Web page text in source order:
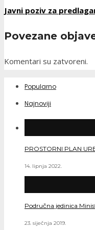
Javni poziv za
Povezane
Komentari su zatvoreni.
Popularno
Najnoviji
PROSTORNI PLAN
14. lipnja 2022.
Područna jedinica
23. siječnja 2019.